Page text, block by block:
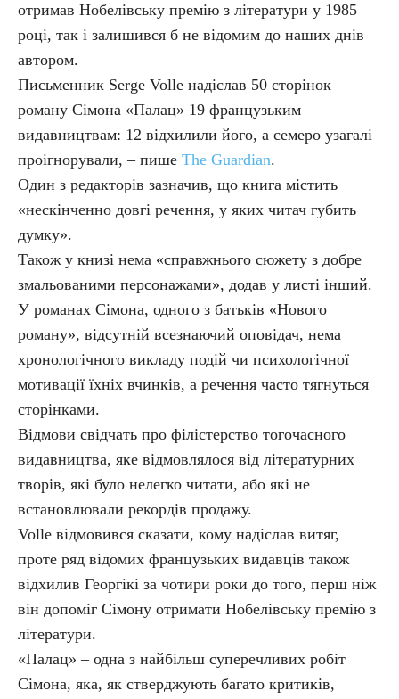
отримав Нобелівську премію з літератури у 1985
році, так і залишився б не відомим до наших днів
автором.
Письменник Serge Volle надіслав 50 сторінок
роману Сімона «Палац» 19 французьким
видавництвам: 12 відхилили його, а семеро узагалі
проігнорували, – пише The Guardian.
Один з редакторів зазначив, що книга містить
«нескінченно довгі речення, у яких читач губить
думку».
Також у книзі нема «справжнього сюжету з добре
змальованими персонажами», додав у листі інший.
У романах Сімона, одного з батьків «Нового
роману», відсутній всезнаючий оповідач, нема
хронологічного викладу подій чи психологічної
мотивації їхніх вчинків, а речення часто тягнуться
сторінками.
Відмови свідчать про філістерство тогочасного
видавництва, яке відмовлялося від літературних
творів, які було нелегко читати, або які не
встановлювали рекордів продажу.
Volle відмовився сказати, кому надіслав витяг,
проте ряд відомих французьких видавців також
відхилив Георгікі за чотири роки до того, перш ніж
він допоміг Сімону отримати Нобелівську премію з
літератури.
«Палац» – одна з найбільш суперечливих робіт
Сімона, яка, як стверджують багато критиків,